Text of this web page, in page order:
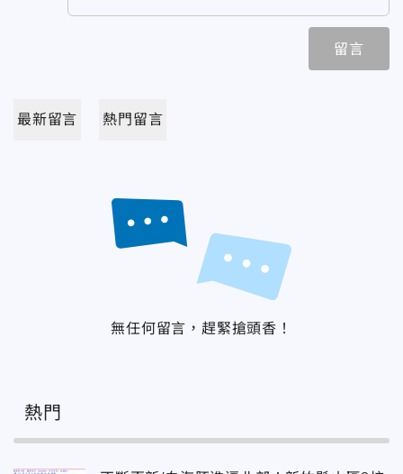
留言
最新留言 熱門留言
無任何留言，趕緊搶頭香！
熱門